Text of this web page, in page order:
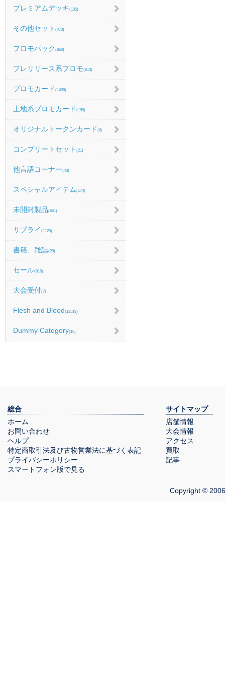
プレミアムデッキ(105)
その他セット (473)
プロモパック (860)
プレリリース系プロモ(613)
プロモカード (1438)
土地系プロモカード (185)
オリジナルトークンカード (6)
コンプリートセット (21)
他言語コーナー(40)
スペシャルアイテム (174)
未開封製品(641)
サプライ (1123)
書籍、雑誌(29)
セール(816)
大会受付(7)
Flesh and Blood(12519)
Dummy Category(16)
総合
ホーム
お問い合わせ
ヘルプ
特定商取引法及び古物営業法に基づく表記
プライバシーポリシー
スマートフォン版で見る
サイトマップ
店舗情報
大会情報
アクセス
買取
記事
Copyright ©